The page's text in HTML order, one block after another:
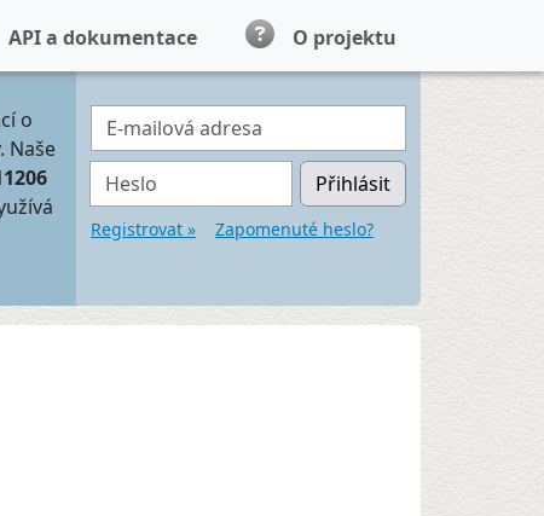
API a dokumentace O projektu
o
Naše
E-mailová adresa
Heslo Přihlásit
Registrovat » Zapomenuté heslo?